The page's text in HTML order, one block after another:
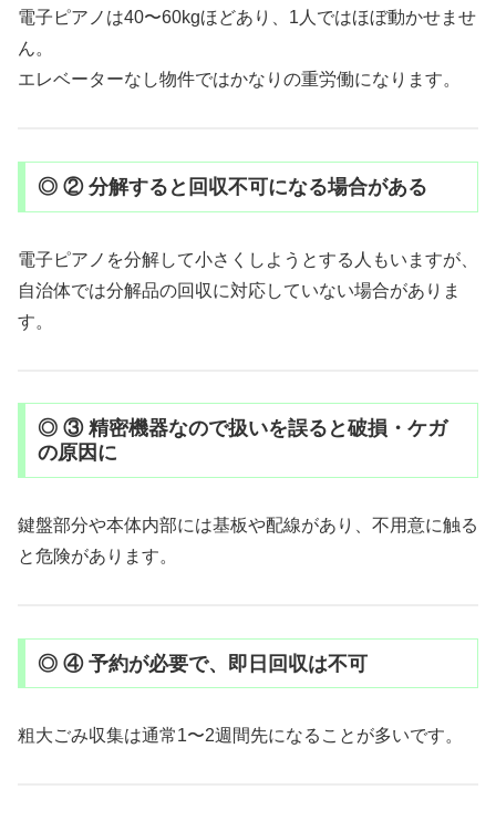
電子ピアノは40〜60kgほどあり、1人ではほぼ動かせませ
ん。
エレベーターなし物件ではかなりの重労働になります。
◎ ② 分解すると回収不可になる場合がある
電子ピアノを分解して小さくしようとする人もいますが、
自治体では分解品の回収に対応していない場合がありま
す。
◎ ③ 精密機器なので扱いを誤ると破損・ケガ
の原因に
鍵盤部分や本体内部には基板や配線があり、不用意に触る
と危険があります。
◎ ④ 予約が必要で、即日回収は不可
粗大ごみ収集は通常1〜2週間先になることが多いです。